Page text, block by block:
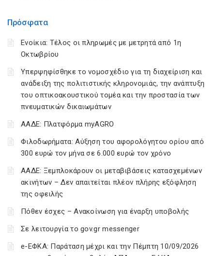
Πρόσφατα
Ενοίκια: Τέλος οι πληρωμές με μετρητά από 1η
Οκτωβρίου
Υπερψηφίσθηκε το νομοσχέδιο για τη διαχείριση και
ανάδειξη της πολιτιστικής κληρονομιάς, την ανάπτυξη
του οπτικοακουστικού τομέα και την προστασία των
πνευματικών δικαιωμάτων
ΑΑΔΕ: Πλατφόρμα myAGRO
Φιλοδωρήματα: Αύξηση του αφορολόγητου ορίου από
300 ευρώ τον μήνα σε 6.000 ευρώ τον χρόνο
ΑΑΔΕ: Ξεμπλοκάρουν οι μεταβιβάσεις κατασχεμένων
ακινήτων – Δεν απαιτείται πλέον πλήρης εξόφληση
της οφειλής
Πόθεν έσχες – Ανακοίνωση για έναρξη υποβολής
Σε λειτουργία το gov.gr messenger
e-ΕΦΚΑ: Παράταση μέχρι και την Πέμπτη 10/09/2026